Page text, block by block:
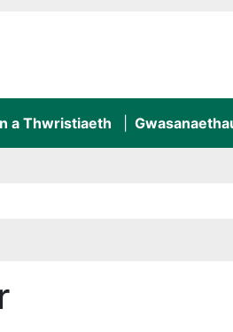
a Thwristiaeth